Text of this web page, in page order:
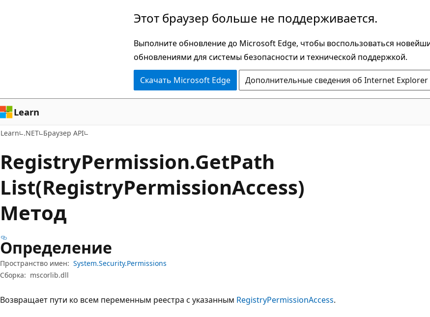
Этот браузер больше не поддерживается.
Выполните обновление до Microsoft Edge, чтобы воспользоваться
обновлениями для системы безопасности и технической поддержкой.
Скачать Microsoft Edge Дополнительные сведения об Internet
Learn
Learn .NET Браузер API
RegistryPermission.GetPath
List(RegistryPermissionAccess)
Метод
Определение
Пространство имен: System.Security.Permissions
Сборка: mscorlib.dll
Возвращает пути ко всем переменным реестра с указанным RegistryPermissionAccess.